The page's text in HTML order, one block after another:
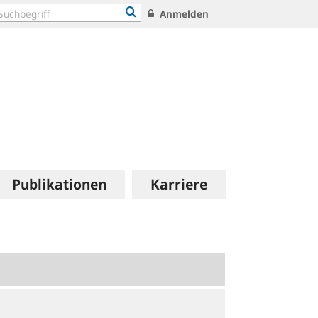
Anmelden
Publikationen Karriere